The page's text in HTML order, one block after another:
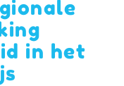
in het